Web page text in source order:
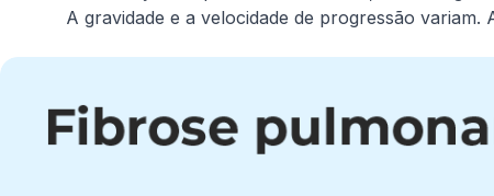
A gravidade e a velocidade de progressão